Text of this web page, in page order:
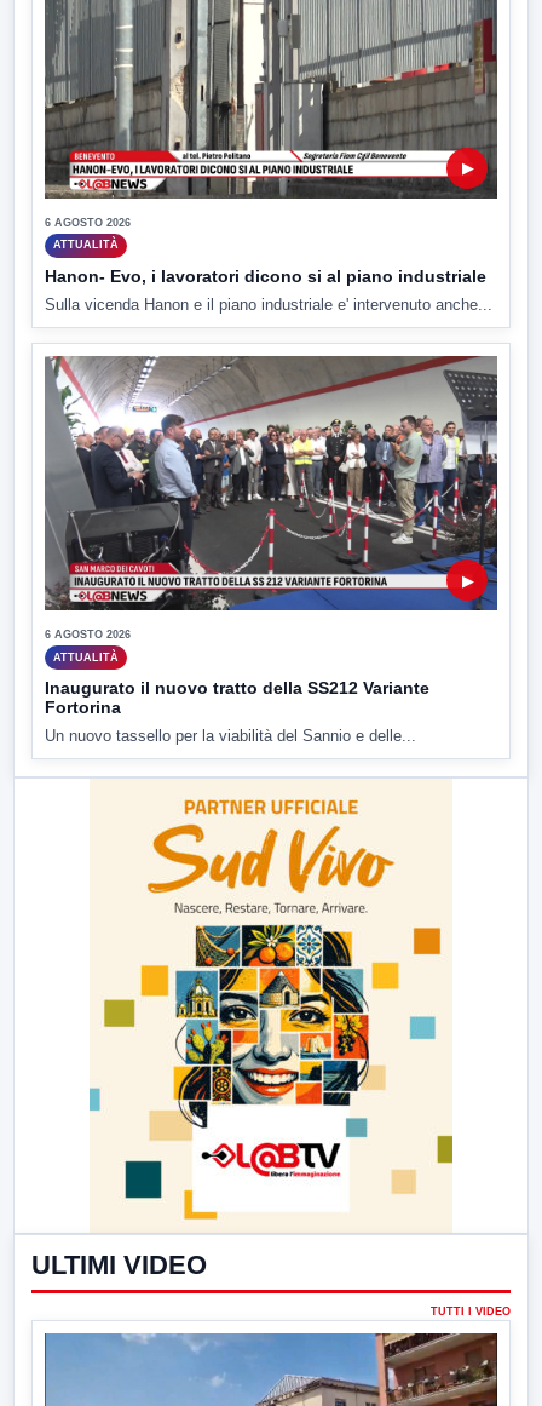
▶
6 AGOSTO 2026
ATTUALITÀ
Hanon- Evo, i lavoratori dicono si al piano industriale
Sulla vicenda Hanon e il piano industriale e' intervenuto anche...
▶
6 AGOSTO 2026
ATTUALITÀ
Inaugurato il nuovo tratto della SS212 Variante
Fortorina
Un nuovo tassello per la viabilità del Sannio e delle...
ULTIMI VIDEO
TUTTI I VIDEO